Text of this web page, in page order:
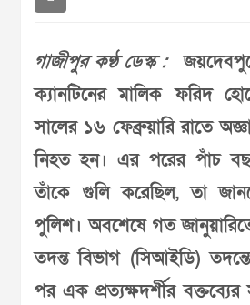
গাজীপুর কণ্ঠ ডেস্ক :
ক্যানটিনের মালিক ফরিদ
সালের ১৬ ফেব্রুয়ারি রাতে
নিহত হন। এর পরের পাঁচ
তাঁকে গুলি করেছিল, তা
পুলিশ। অবশেষে গত
তদন্ত বিভাগ (সিআইডি)
পর এক প্রত্যক্ষদর্শীর